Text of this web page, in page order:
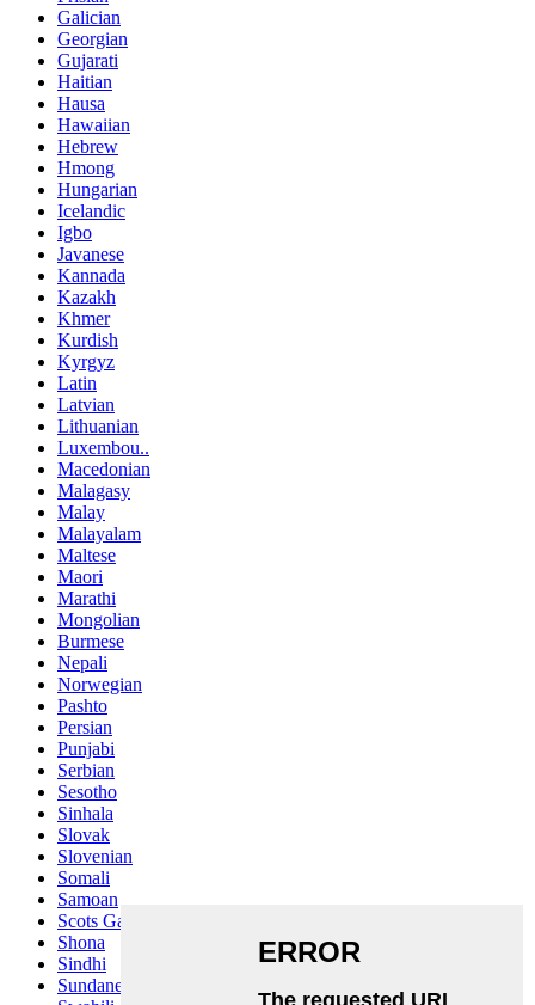
Galician
Georgian
Gujarati
Haitian
Hausa
Hawaiian
Hebrew
Hmong
Hungarian
Icelandic
Igbo
Javanese
Kannada
Kazakh
Khmer
Kurdish
Kyrgyz
Latin
Latvian
Lithuanian
Luxembou..
Macedonian
Malagasy
Malay
Malayalam
Maltese
Maori
Marathi
Mongolian
Burmese
Nepali
Norwegian
Pashto
Persian
Punjabi
Serbian
Sesotho
Sinhala
Slovak
Slovenian
Somali
Samoan
Scots Gaelic
Shona
Sindhi
Sundanese